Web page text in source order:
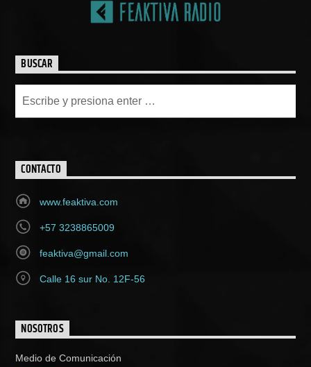
BUSCAR
CONTACTO
www.feaktiva.com
+57 3238865009
feaktiva@gmail.com
Calle 16 sur No. 12F-56
NOSOTROS
Medio de Comunicación